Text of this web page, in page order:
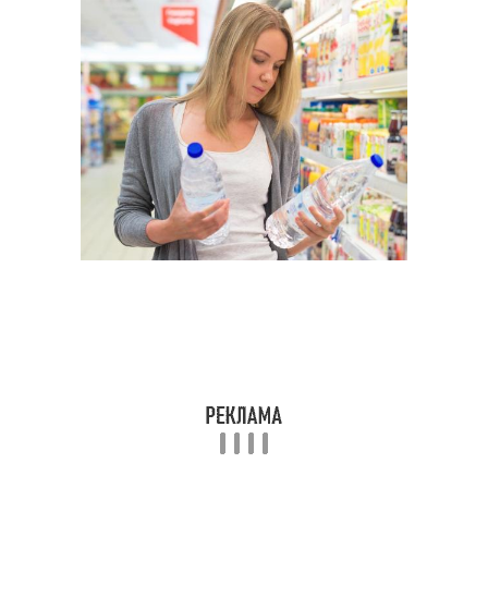
Стручковый перец
Лечо из болгарского
перца
жареный перец Перец с чесноком